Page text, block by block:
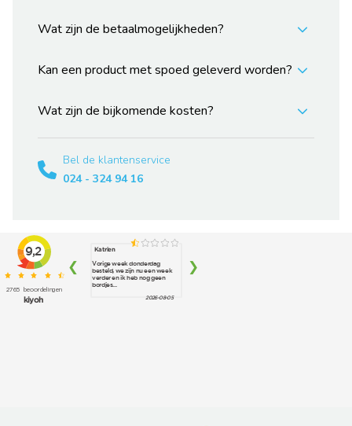
Wat zijn de betaalmogelijkheden?
Kan een product met spoed geleverd worden?
Wat zijn de bijkomende kosten?
Bel de klantenservice
024 - 324 94 16